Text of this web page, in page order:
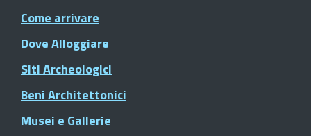
Come arrivare
Dove Alloggiare
Siti Archeologici
Beni Architettonici
Musei e Gallerie